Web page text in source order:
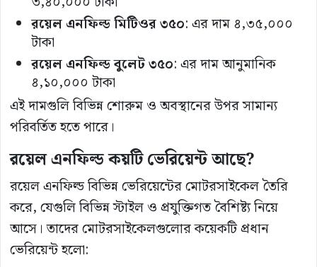
রয়েলএনফিল্ডমিটিওর৩৫০: এর দাম ৪,৩৫,০০০
টাকা​
রয়েলএনফিল্ডবুলেট৩৫০: এর দাম আনুমানিক
৪,১০,০০০ টাকা​
এই দামগুলি বিভিন্ন শোরুম ও অবস্থানের উপর সামান্য
পরিবর্তিত হতে পারে।
রয়েলএনফিল্ডকয়টিভেরিয়েন্টআছে?
রয়েল এনফিল্ড বিভিন্ন ভেরিয়েন্টের মোটরসাইকেল তৈরি
করে, যেগুলি বিভিন্ন স্টাইল ও প্রযুক্তিগত বৈশিষ্ট্য নিয়ে
আসে। তাদের মোটরসাইকেলগুলোর কয়েকটি প্রধান
ভেরিয়েন্ট হলো: